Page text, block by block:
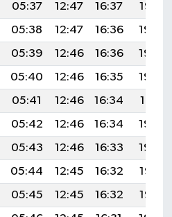
05:37 12:47 16:37
19:47
05:38 12:47 16:36
19:46
05:39 12:46 16:36
19:44
05:40 12:46 16:35
19:43
05:41 12:46 16:34
19:41
05:42 12:46 16:34
19:40
05:43 12:46 16:33
19:39
05:44 12:45 16:32
19:37
05:45 12:45 16:32
19:36